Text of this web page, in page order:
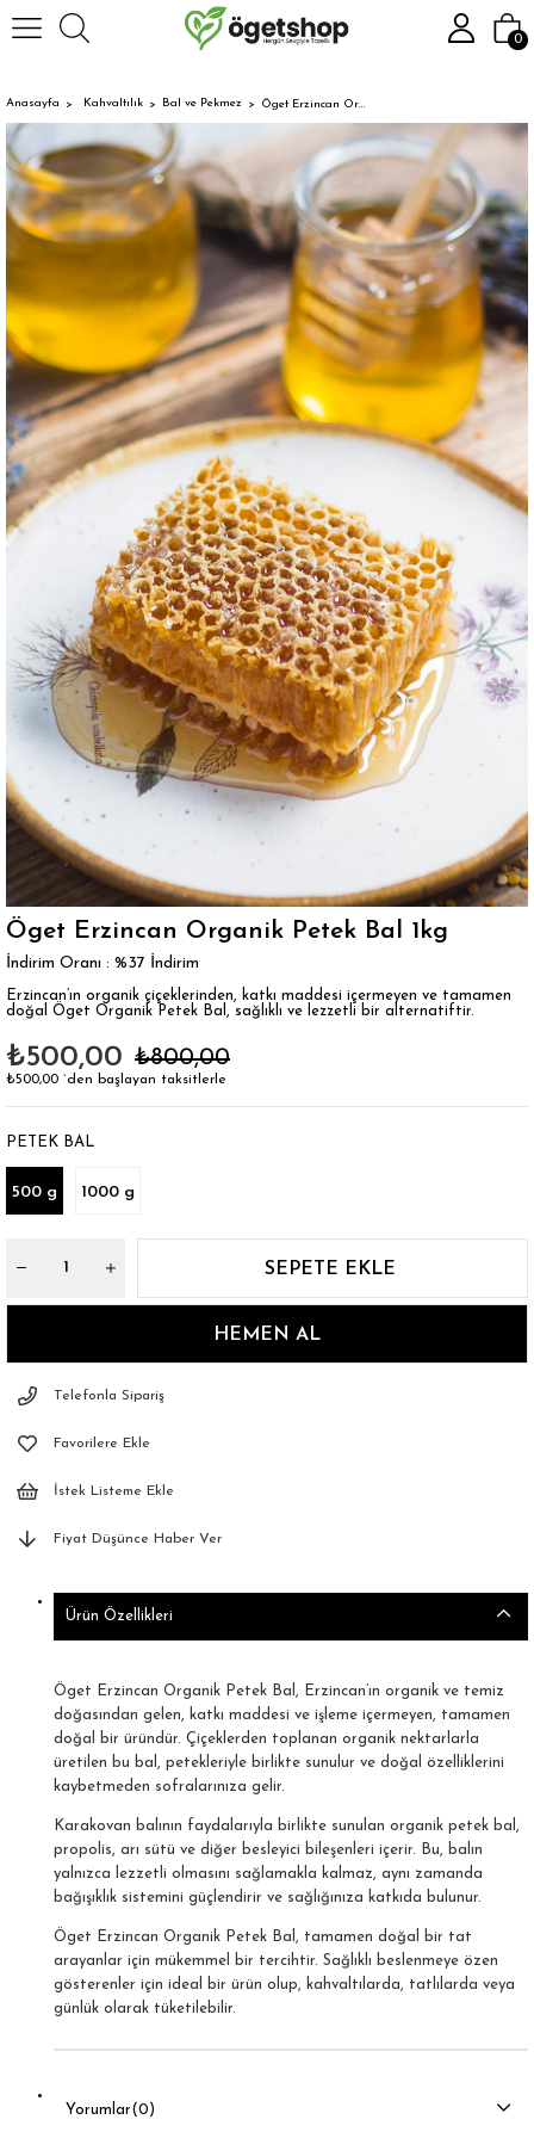
0
Anasayfa Kahvaltılık Bal ve Pekmez Öget Erzincan Organik Petek Bal 1kg
Öget Erzincan Organik Petek Bal 1kg
İndirim Oranı : %37 İndirim
Erzincan’ın organik çiçeklerinden, katkı maddesi içermeyen ve tamamen
doğal Öget Organik Petek Bal, sağlıklı ve lezzetli bir alternatiftir.
₺800,00
₺500,00
₺500,00 `den başlayan taksitlerle
PETEK BAL
500 g 1000 g
Telefonla Sipariş
Favorilere Ekle
İstek Listeme Ekle
Fiyat Düşünce Haber Ver
Ürün Özellikleri
Öget Erzincan Organik Petek Bal, Erzincan’ın organik ve temiz
doğasından gelen, katkı maddesi ve işleme içermeyen, tamamen
doğal bir üründür. Çiçeklerden toplanan organik nektarlarla
üretilen bu bal, petekleriyle birlikte sunulur ve doğal özelliklerini
kaybetmeden sofralarınıza gelir.
Karakovan balının faydalarıyla birlikte sunulan organik petek bal,
propolis, arı sütü ve diğer besleyici bileşenleri içerir. Bu, balın
yalnızca lezzetli olmasını sağlamakla kalmaz, aynı zamanda
bağışıklık sistemini güçlendirir ve sağlığınıza katkıda bulunur.
Öget Erzincan Organik Petek Bal, tamamen doğal bir tat
arayanlar için mükemmel bir tercihtir. Sağlıklı beslenmeye özen
gösterenler için ideal bir ürün olup, kahvaltılarda, tatlılarda veya
günlük olarak tüketilebilir.
Yorumlar(0)